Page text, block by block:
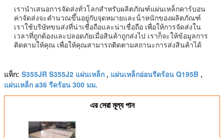
เรานําเสนอการจัดส่งทั่วโลกสําหรับผลิตภัณฑ์แผ่นเหล็กคาร์บอน
ค่าจัดส่งจะคํานวณขึ้นอยู่กับจุดหมายและน้ําหนักของผลิตภัณฑ์
เราใช้บริษัทขนส่งที่น่าเชื่อถือและน่าเชื่อถือ เพื่อให้การจัดส่งใน
เวลาที่ถูกต้องและปลอดภัยเมื่อสินค้าถูกส่งไป เราก็จะให้ข้อมูลการ
ติดตามให้คุณ เพื่อให้คุณสามารถติดตามสถานะการส่งสินค้าได้
แท็ก: S355JR S355J2 แผ่นเหล็ก , แผ่นเหล็กอ่อนรีดร้อน Q195B ,
แผ่นเหล็ก a36 รีดร้อน 300 มม.
এর সেরা মূল্য পান